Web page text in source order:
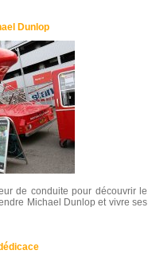
Dunlop
de conduite pour découvrir le
Michael Dunlop et vivre ses